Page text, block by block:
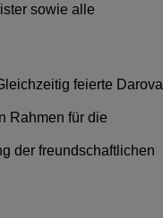
sowie alle
feierte Darova
Rahmen für die
der freundschaftlichen